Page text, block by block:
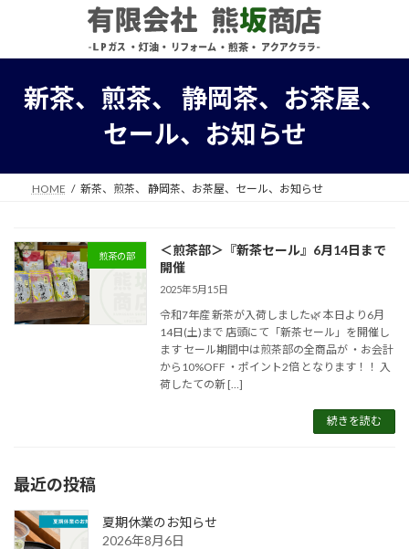
ン
プ
ー
動
新茶、煎茶、 静岡茶、お茶屋、
セール、お知らせ
HOME 新茶、煎茶、 静岡茶、お茶屋、セール、お知らせ
煎茶の部
＜煎茶部＞『新茶セール』6月14日まで
開催
2025年5月15日
令和7年産 新茶が入荷しました🌿 本日より6月
14日(土)まで 店頭にて「新茶セール」を開催し
ます セール期間中は煎茶部の全商品が ・お会計
から10%OFF ・ポイント2倍 となります！！ 入
荷したての新 […]
続きを読む
最近の投稿
夏期休業のお知らせ
2026年8月6日